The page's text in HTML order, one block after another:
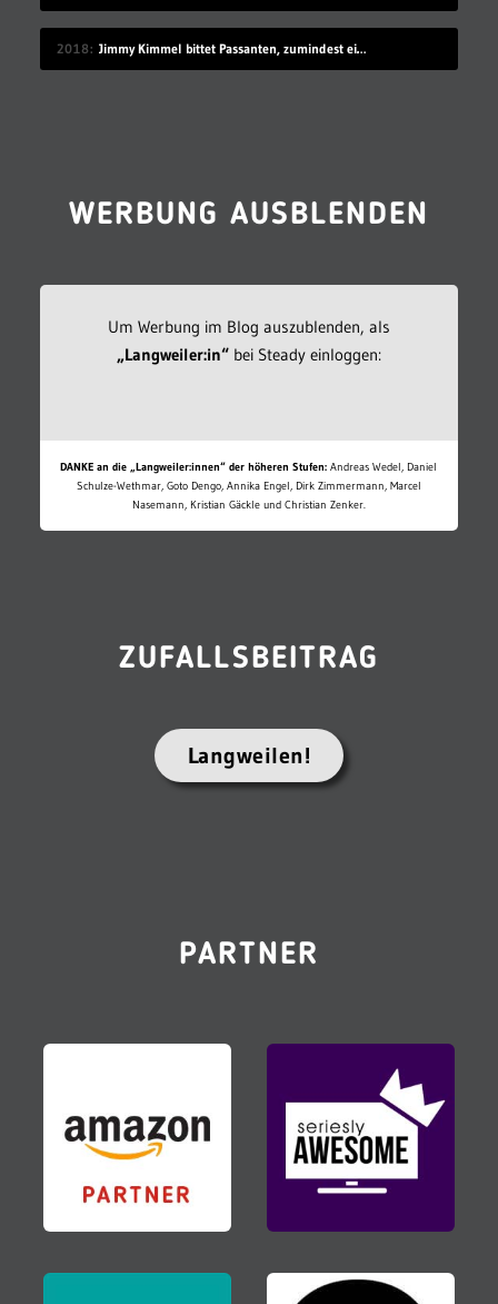
2018 Jimmy Kimmel bittet Passanten, zumindest ein Land zu benennen
WERBUNG AUSBLENDEN
Um Werbung im Blog auszublenden, als
„Langweiler:in“bei Steady einloggen:
DANKE an die „Langweiler:innen“ der höheren Stufen: Andreas Wedel, Daniel
Schulze-Wethmar, Goto Dengo, Annika Engel, Dirk Zimmermann, Marcel
Nasemann, Kristian Gäckle und Christian Zenker.
ZUFALLSBEITRAG
Langweilen!
PARTNER